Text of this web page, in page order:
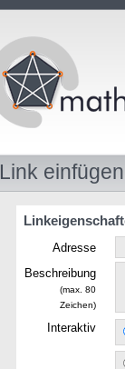
Link einfügen
Adresse
Beschreibung
(max. 80
Zeichen)
Interaktiv